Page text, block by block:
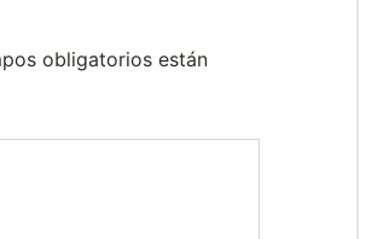
obligatorios están